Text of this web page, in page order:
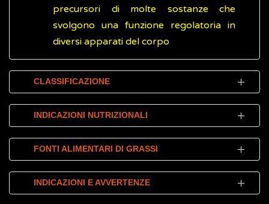
precursori di molte sostanze che
svolgono una funzione regolatoria in
diversi apparati del corpo
CLASSIFICAZIONE
In base alla loro struttura chimica i lipidi
possono essere classificati in:
semplici, formati esclusivamente da
Comprendono i glicerici, le cere, i
terpeni, gli steroidi
INDICAZIONI NUTRIZIONALI
Secondo le Linee Guida per una corretta
alimentazione, il 20-35% delle calorie
giornaliere dovrebbe provenire dai grassi, di
cui non più del 10% da grassi saturi. È stato
FONTI ALIMENTARI DI GRASSI
I lipidi sono presenti nella maggior parte dei
gruppi alimentari e i cibi che li contengono
INDICAZIONI E AVVERTENZE